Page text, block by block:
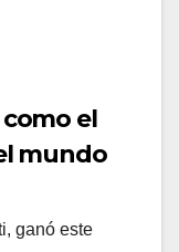
el
mundo
ganó este